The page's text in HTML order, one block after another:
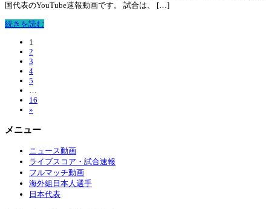
国代表のYouTube速報動画です。 試合は、 […]
続きを読む
1
2
3
4
5
16
»
メニュー
ニュース動画
ライブスコア・試合速報
フルマッチ動画
海外組日本人選手
日本代表